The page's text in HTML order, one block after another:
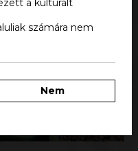
számára nem
Nem